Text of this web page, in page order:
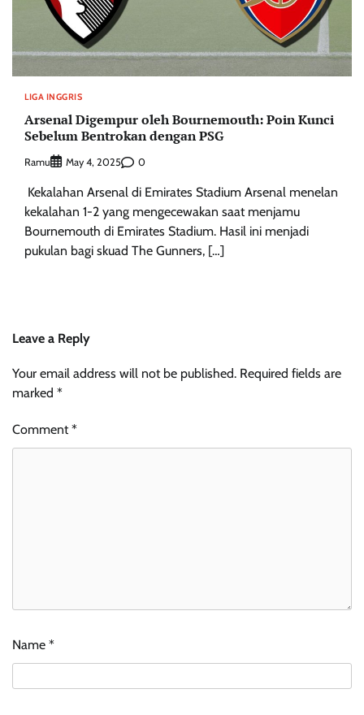
LIGA INGGRIS
Arsenal Digempur oleh Bournemouth: Poin Kunci
Sebelum Bentrokan dengan PSG
Ramu May 4, 2025 0
Kekalahan Arsenal di Emirates Stadium Arsenal menelan
kekalahan 1-2 yang mengecewakan saat menjamu
Bournemouth di Emirates Stadium. Hasil ini menjadi
pukulan bagi skuad The Gunners, […]
Leave a Reply
Your email address will not be published. Required fields are
marked *
Comment*
Name *